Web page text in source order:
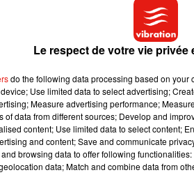
hospitalier pour sa réforme de la
de la stratégie nationale à mener
et le délégué interministériel à la
d’insertion créée par
ainsi que de ventes leur
Le respect de votre vie
do the following data processing based on
Use limited data to select advertising;
Measure advertising performance;
of data from different sources; Develop and
content; Use limited data to select content;
and content; Save and communicate
browsing data to offer following
data; Match and combine data from